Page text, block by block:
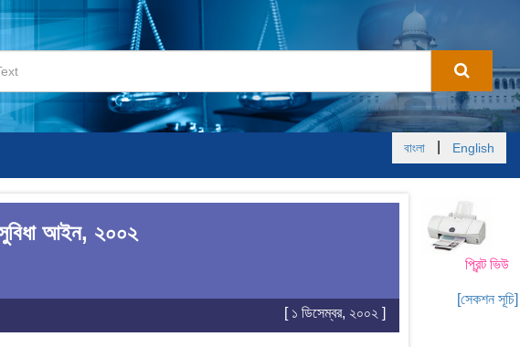
বাংলা English
প্রিন্ট ভিউ
[সেকশন সূচি]
সুবিধা আইন, ২০০২
[ ১ ডিসেম্বর, ২০০২ ]